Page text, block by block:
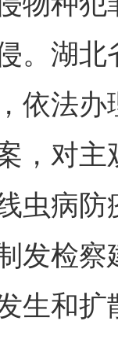
。湖
依法
，对
虫病
发检
生和扩